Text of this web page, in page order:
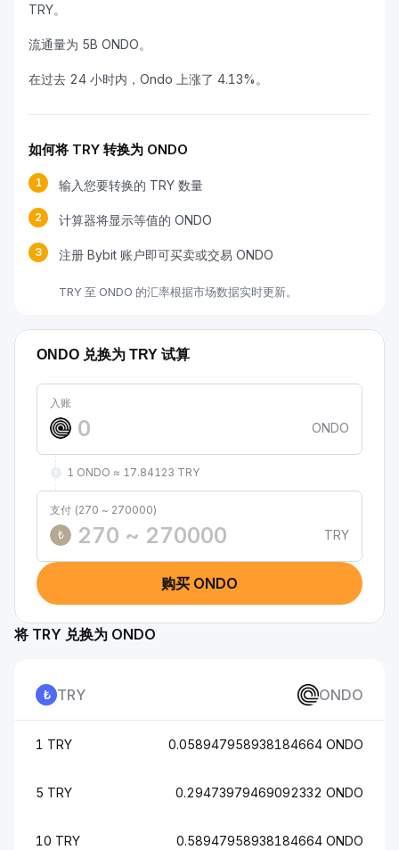
TRY。
流通量为 5B ONDO。
在过去 24 小时内，Ondo 上涨了 4.13%。
如何将 TRY 转换为 ONDO
1 输入您要转换的 TRY 数量
2 计算器将显示等值的 ONDO
3 注册 Bybit 账户即可买卖或交易 ONDO
TRY 至 ONDO 的汇率根据市场数据实时更新。
ONDO 兑换为 TRY 试算
入账
ONDO
1 ONDO ≈ 17.84123 TRY
支付 (270 ~ 270000)
₺
TRY
购买 ONDO
将 TRY 兑换为 ONDO
TRY ONDO
1 TRY 0.058947958938184664 ONDO
5 TRY 0.29473979469092332 ONDO
10 TRY 0.58947958938184664 ONDO